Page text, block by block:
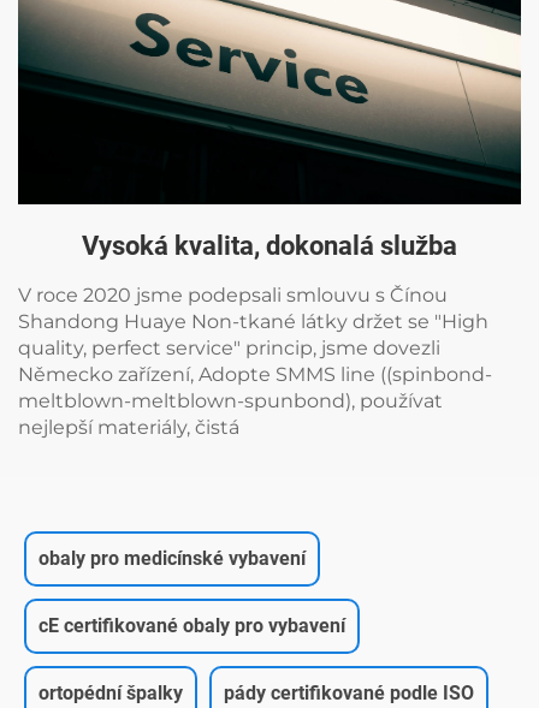
Vysoká kvalita, dokonalá služba
V roce 2020 jsme podepsali smlouvu s Čínou
Shandong Huaye Non-tkané látky držet se "High
quality, perfect service" princip, jsme dovezli
Německo zařízení, Adopte SMMS line ((spinbond-
meltblown-meltblown-spunbond), používat
nejlepší materiály, čistá
obaly pro medicínské vybavení
cE certifikované obaly pro vybavení
ortopédní špalky pády certifikované podle ISO